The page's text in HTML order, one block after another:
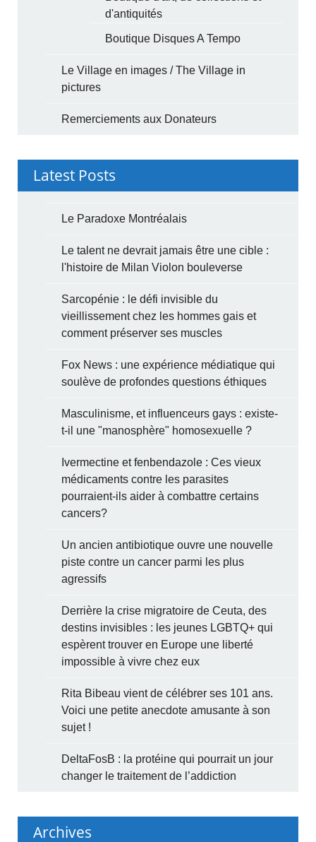
d'antiquités
Boutique Disques A Tempo
Le Village en images / The Village in
pictures
Remerciements aux Donateurs
Latest Posts
Le Paradoxe Montréalais
Le talent ne devrait jamais être une cible :
l'histoire de Milan Violon bouleverse
Sarcopénie : le défi invisible du
vieillissement chez les hommes gais et
comment préserver ses muscles
Fox News : une expérience médiatique qui
soulève de profondes questions éthiques
Masculinisme, et influenceurs gays : existe-
t-il une "manosphère" homosexuelle ?
Ivermectine et fenbendazole : Ces vieux
médicaments contre les parasites
pourraient-ils aider à combattre certains
cancers?
Un ancien antibiotique ouvre une nouvelle
piste contre un cancer parmi les plus
agressifs
Derrière la crise migratoire de Ceuta, des
destins invisibles : les jeunes LGBTQ+ qui
espèrent trouver en Europe une liberté
impossible à vivre chez eux
Rita Bibeau vient de célébrer ses 101 ans.
Voici une petite anecdote amusante à son
sujet !
DeltaFosB : la protéine qui pourrait un jour
changer le traitement de l’addiction
Archives